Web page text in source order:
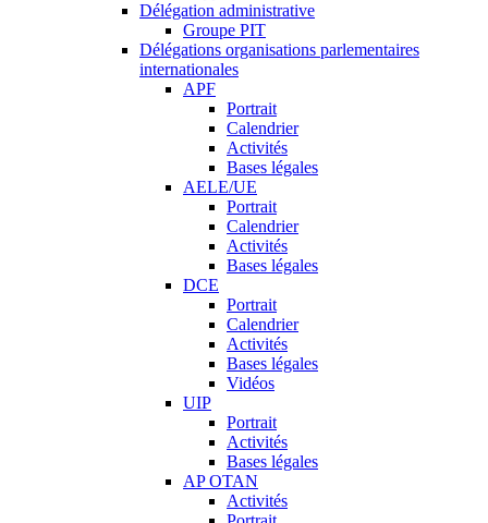
Délégation administrative
Groupe PIT
Délégations organisations parlementaires
internationales
APF
Portrait
Calendrier
Activités
Bases légales
AELE/UE
Portrait
Calendrier
Activités
Bases légales
DCE
Portrait
Calendrier
Activités
Bases légales
Vidéos
UIP
Portrait
Activités
Bases légales
AP OTAN
Activités